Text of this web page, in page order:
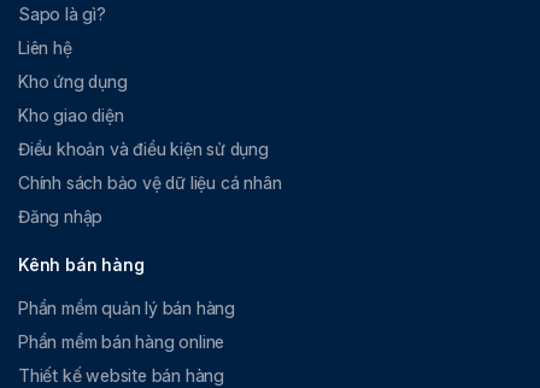
Sapo là gì?
Liên hệ
Kho ứng dụng
Kho giao diện
Điều khoản và điều kiện sử dụng
Chính sách bảo vệ dữ liệu cá nhân
Đăng nhập
Kênh bán hàng
Phần mềm quản lý bán hàng
Phần mềm bán hàng online
Thiết kế website bán hàng